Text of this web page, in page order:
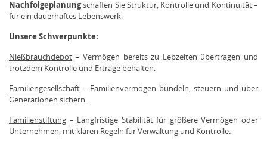
Nachfolgeplanungschaffen Sie Struktur, Kontrolle und Kontinuität –
für ein dauerhaftes Lebenswerk.
Unsere Schwerpunkte:
Nießbrauchdepot – Vermögen bereits zu Lebzeiten übertragen und
trotzdem Kontrolle und Erträge behalten.
Familiengesellschaft – Familienvermögen bündeln, steuern und über
Generationen sichern.
Familienstiftung – Langfristige Stabilität für größere Vermögen oder
Unternehmen, mit klaren Regeln für Verwaltung und Kontrolle.